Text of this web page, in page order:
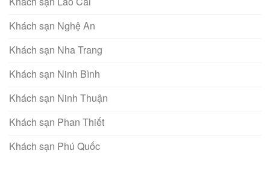
Khách sạn Nghệ An
Khách sạn Nha Trang
Khách sạn Ninh Bình
Khách sạn Ninh Thuận
Khách sạn Phan Thiết
Khách sạn Phú Quốc